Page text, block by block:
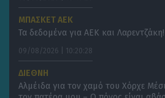
ΜΠΑΣΚΕΤ ΑΕΚ
Τα δεδομένα για ΑΕΚ και Λαρεντζάκη!
09/08/2026 | 10:20:28
ΔΙΕΘΝΗ
Αλμέιδα για τον χαμό του Χόρχε